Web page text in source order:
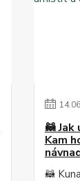
14.06
🦝
Kam
🦝